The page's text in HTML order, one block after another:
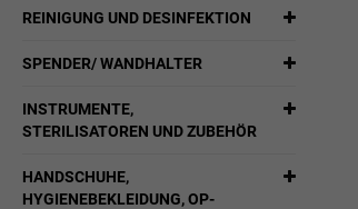
REINIGUNG UND DESINFEKTION
SPENDER/ WANDHALTER
INSTRUMENTE,
STERILISATOREN UND ZUBEHÖR
HANDSCHUHE,
HYGIENEBEKLEIDUNG, OP-